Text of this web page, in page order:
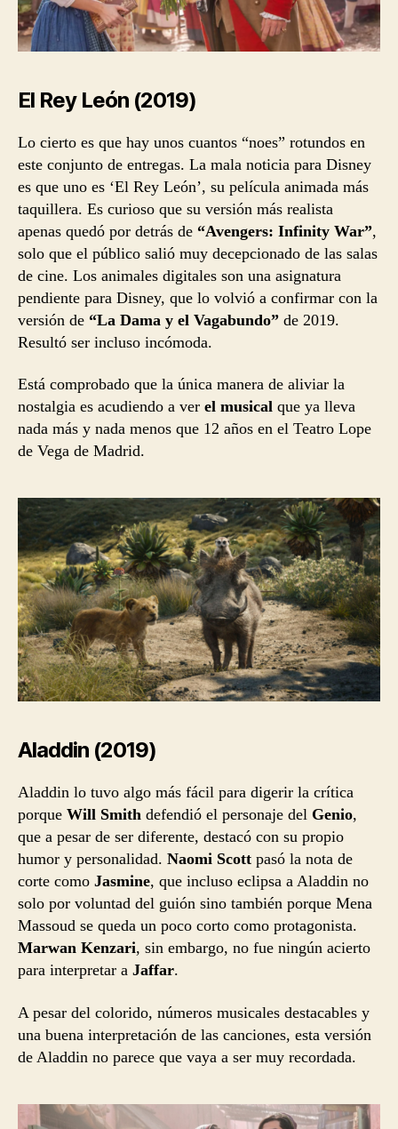
El Rey León (2019)
Lo cierto es que hay unos cuantos “noes” rotundos en
este conjunto de entregas. La mala noticia para Disney
es que uno es ‘El Rey León’, su película animada más
taquillera. Es curioso que su versión más realista
apenas quedó por detrás de “Avengers: Infinity War”,
solo que el público salió muy decepcionado de las salas
de cine. Los animales digitales son una asignatura
pendiente para Disney, que lo volvió a confirmar con la
versión de “La Dama y el Vagabundo” de 2019.
Resultó ser incluso incómoda.
Está comprobado que la única manera de aliviar la
nostalgia es acudiendo a ver el musical que ya lleva
nada más y nada menos que 12 años en el Teatro Lope
de Vega de Madrid.
Aladdin (2019)
Aladdin lo tuvo algo más fácil para digerir la crítica
porque Will Smith defendió el personaje del Genio,
que a pesar de ser diferente, destacó con su propio
humor y personalidad. Naomi Scott pasó la nota de
corte como Jasmine, que incluso eclipsa a Aladdin no
solo por voluntad del guión sino también porque Mena
Massoud se queda un poco corto como protagonista.
Marwan Kenzari, sin embargo, no fue ningún acierto
para interpretar a Jaffar.
A pesar del colorido, números musicales destacables y
una buena interpretación de las canciones, esta versión
de Aladdin no parece que vaya a ser muy recordada.